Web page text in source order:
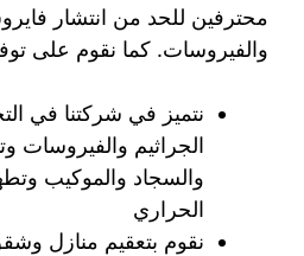
محترفين للحد من انتشار
والفيروسات. كما نقوم على
نتميز في شركتنا في
الجراثيم والفيروسات
والسجاد والموكيب
الحراري
نقوم بتعقيم منازل